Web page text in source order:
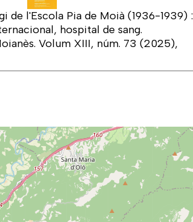
de l'Escola Pia de Moià (1936-1939) :
hospital de sang.
Volum XIII, núm. 73 (2025),